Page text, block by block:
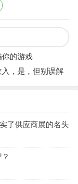
你的游戏
，是，但别误解
了供应商展的名头